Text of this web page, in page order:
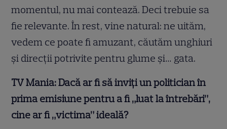
momentul, nu mai contează. Deci trebuie sa
fie relevante. În rest, vine natural: ne uităm,
vedem ce poate fi amuzant, căutăm unghiuri
și direcții potrivite pentru glume și… gata.
TV Mania: Dacă ar fi să inviți un politician în
prima emisiune pentru a fi „luat la întrebări”,
cine ar fi „victima” ideală?